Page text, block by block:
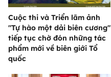
Cuộc thi và Triển lãm ảnh
"Tự hào một dải biên cương"
tiếp tục chờ đón những tác
phẩm mới về biên giới Tổ
quốc